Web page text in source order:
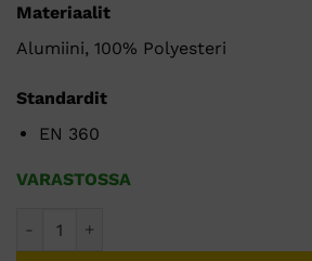
Materiaalit
Alumiini, 100% Polyesteri
Standardit
EN 360
VARASTOSSA